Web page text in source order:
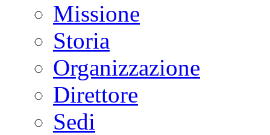
Missione
Storia
Organizzazione
Direttore
Sedi